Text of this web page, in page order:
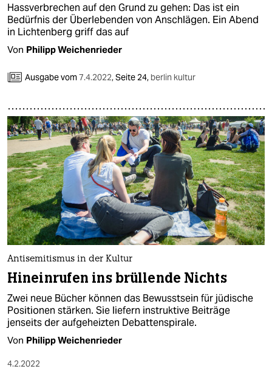
Hassverbrechen auf den Grund zu gehen: Das ist ein
Bedürfnis der Überlebenden von Anschlägen. Ein Abend
in Lichtenberg griff das auf
Von Philipp Weichenrieder
Ausgabe vom7.4.2022,Seite 24, berlin kultur
Antisemitismus in der Kultur
Hineinrufen ins brüllende Nichts
Zwei neue Bücher können das Bewusstsein für jüdische
Positionen stärken. Sie liefern instruktive Beiträge
jenseits der aufgeheizten Debattenspirale.
Von Philipp Weichenrieder
4.2.2022